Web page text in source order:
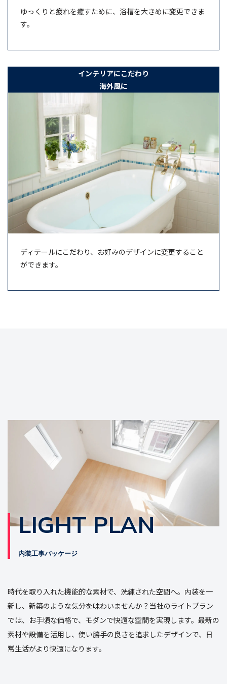
ゆっくりと疲れを癒すために、浴槽を大きめに変更できま
す。
インテリアにこだわり
海外風に
ディテールにこだわり、お好みのデザインに変更すること
ができます。
LIGHT PLAN
内装工事パッケージ
時代を取り入れた機能的な素材で、洗練された空間へ。内装を一
新し、新築のような気分を味わいませんか？当社のライトプラン
では、お手頃な価格で、モダンで快適な空間を実現します。最新の
素材や設備を活用し、使い勝手の良さを追求したデザインで、日
常生活がより快適になります。